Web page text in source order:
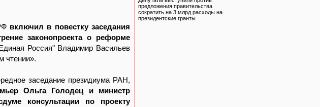
включил в повестку заседания
законопроекта о реформе
Россия" Владимир Васильев
чтении».
заседание президиума РАН,
Ольга Голодец и министр
консультации по проекту
предложения правительства
сократить на 3 млрд расходы на
президентские гранты